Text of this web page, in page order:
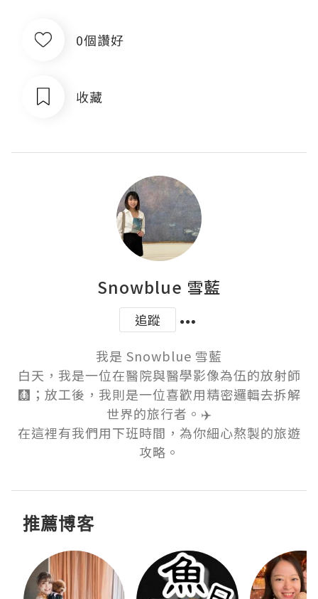
0個讚好
收藏
Snowblue 雪藍
追蹤
我是 Snowblue 雪藍
白天，我是一位在醫院與醫學影像為伍的放射師
🩻；放工後，我則是一位喜歡用精密邏輯去拆解
世界的旅行者。✈️
在這裡有我們用下班時間，為你細心熬製的旅遊
攻略。
推薦博客